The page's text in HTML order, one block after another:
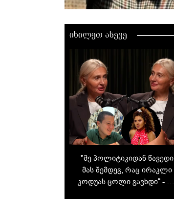
იხილეთ ასევე
"მე პოლიტიკიდან წავედი
მას შემდეგ, რაც ირაკლი
კოდუას ცოლი გავხდი“ - რა